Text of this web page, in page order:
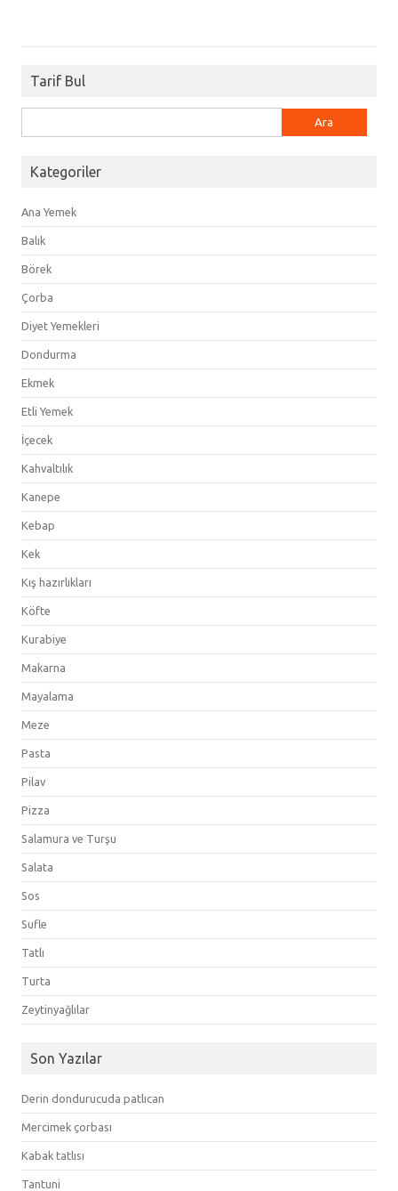
Tarif Bul
Kategoriler
Ana Yemek
Balık
Börek
Çorba
Diyet Yemekleri
Dondurma
Ekmek
Etli Yemek
İçecek
Kahvaltılık
Kanepe
Kebap
Kek
Kış hazırlıkları
Köfte
Kurabiye
Makarna
Mayalama
Meze
Pasta
Pilav
Pizza
Salamura ve Turşu
Salata
Sos
Sufle
Tatlı
Turta
Zeytinyağlılar
Son Yazılar
Derin dondurucuda patlıcan
Mercimek çorbası
Kabak tatlısı
Tantuni